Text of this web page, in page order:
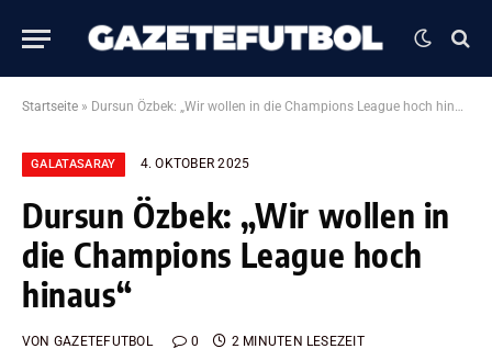
Startseite » Dursun Özbek: „Wir wollen in die Champions League hoch hinaus“
GALATASARAY 4. OKTOBER 2025
Dursun Özbek: „Wir wollen in
die Champions League hoch
hinaus“
VON GAZETEFUTBOL 0 2 MINUTEN LESEZEIT